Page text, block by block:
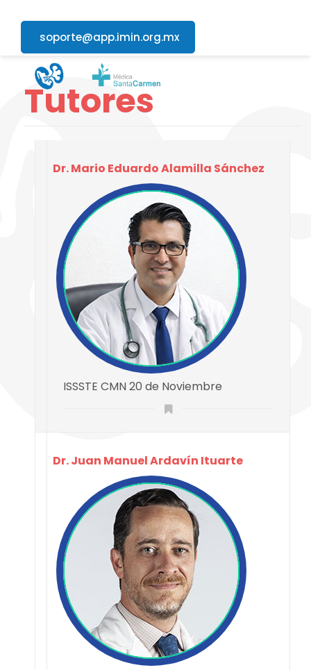
soporte@app.imin.org.mx
Tutores
Dr. Mario Eduardo Alamilla Sánchez
ISSSTE CMN 20 de Noviembre
Dr. Juan Manuel Ardavín Ituarte